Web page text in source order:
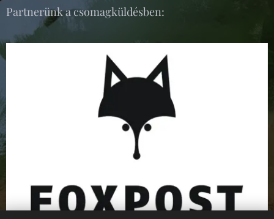
Partnerünk a csomagküldésben: